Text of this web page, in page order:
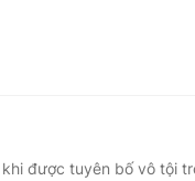
được tuyên bố vô tội